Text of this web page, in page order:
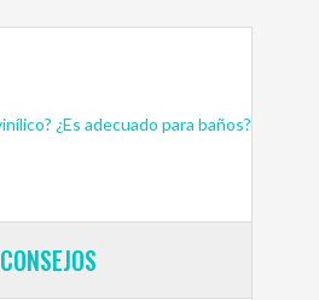
CONSEJOS